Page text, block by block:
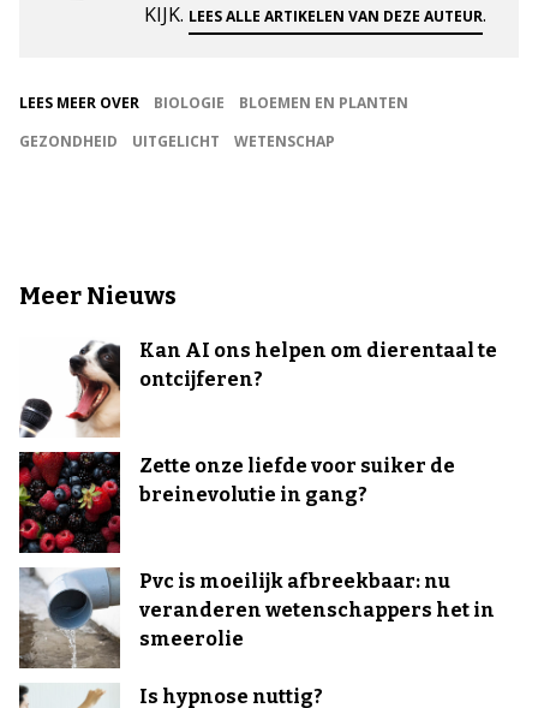
KIJK. LEES ALLE ARTIKELEN VAN DEZE AUTEUR.
LEES MEER OVER BIOLOGIE
BLOEMEN EN PLANTEN
GEZONDHEID
UITGELICHT WETENSCHAP
Meer Nieuws
Kan AI ons helpen om dierentaal te
ontcijferen?
Zette onze liefde voor suiker de
breinevolutie in gang?
Pvc is moeilijk afbreekbaar: nu
veranderen wetenschappers het in
smeerolie
Is hypnose nuttig?